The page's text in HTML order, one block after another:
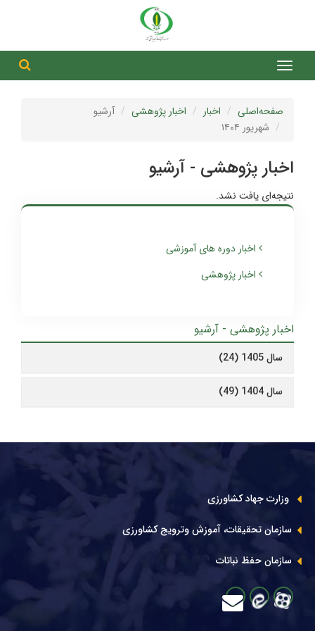
صفحه‌اصلی اخبار اخبار پژوهشی
آرشیو
شهریور ۱۴۰۴
اخبار پژوهشی - آرشیو
نتیجه‌ای یافت نشد.
اخبار دوره های آموزشی
اخبار پژوهشی
اخبار پژوهشی - آرشیو
سال 1405 (24)
سال 1404 (49)
وزارت جهاد کشاورزی
سازمان تحقیقات، آموزش وترویج کشاورزی
سازمان حفظ نباتات